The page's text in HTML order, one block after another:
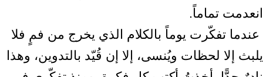
انعدمت تماماً.‏ ‎
‎ عندما تفكّرت يوماً بالكلام الذي يخرج من فمٍ فلا
يلبث إلا لحظات ويُنسى، إلا إن قُيّد ‏بالتدوين، وهذا